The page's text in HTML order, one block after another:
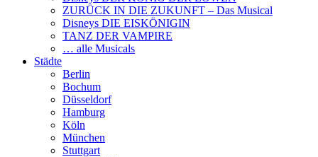
ZURÜCK IN DIE ZUKUNFT – Das Musical
Disneys DIE EISKÖNIGIN
TANZ DER VAMPIRE
… alle Musicals
Städte
Berlin
Bochum
Düsseldorf
Hamburg
Köln
München
Stuttgart